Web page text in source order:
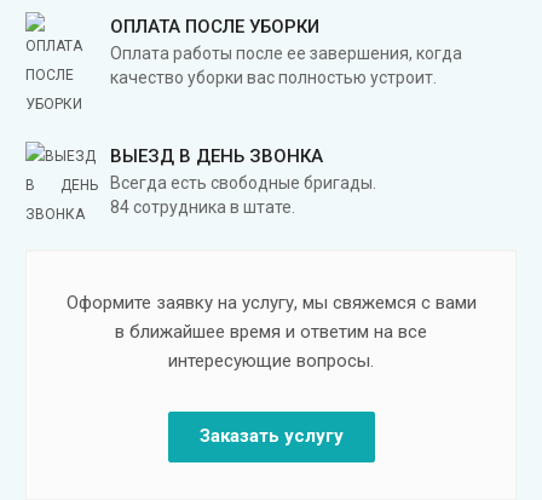
ОПЛАТА ПОСЛЕ УБОРКИ
Оплата работы после ее завершения, когда
качество уборки вас полностью устроит.
ВЫЕЗД В ДЕНЬ ЗВОНКА
Всегда есть свободные бригады.
84 сотрудника в штате.
Оформите заявку на услугу, мы свяжемся с вами
в ближайшее время и ответим на все
интересующие вопросы.
Заказать услугу